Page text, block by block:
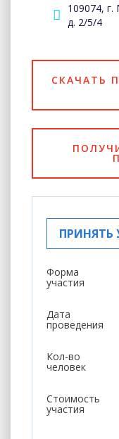
109074,
д. 2/5/4
СКАЧАТЬ
ПРИНЯТЬ
Форма
участия
Дата
проведения
Кол-во
человек
Стоимость
участия